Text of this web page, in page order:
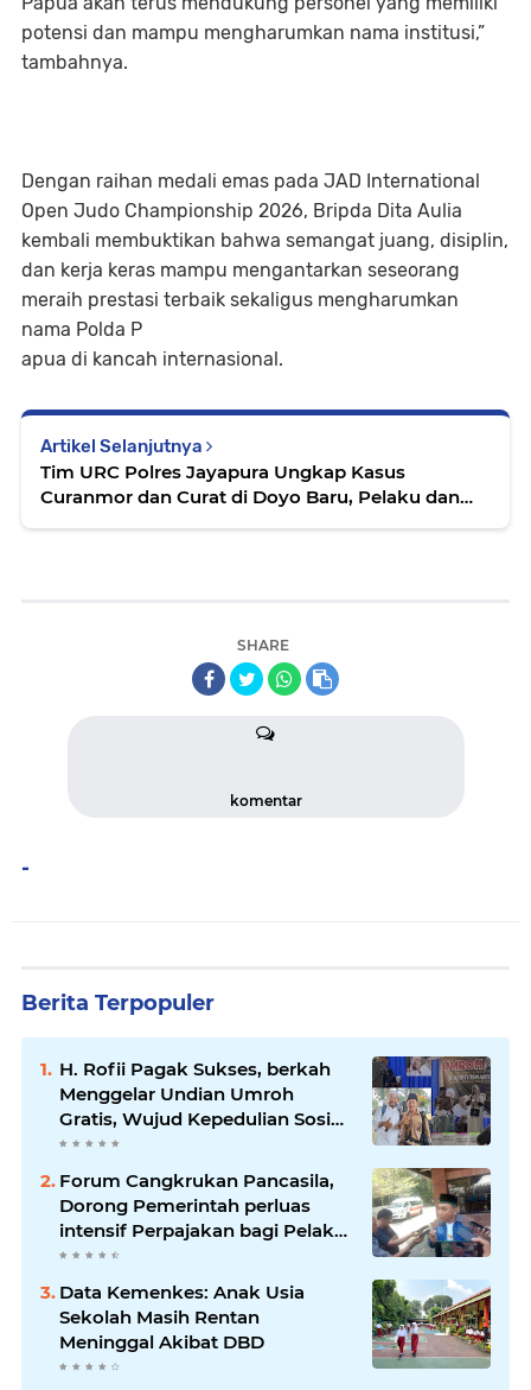
potensi dan mampu mengharumkan nama institusi,”
tambahnya.
Dengan raihan medali emas pada JAD International
Open Judo Championship 2026, Bripda Dita Aulia
kembali membuktikan bahwa semangat juang, disiplin,
dan kerja keras mampu mengantarkan seseorang
meraih prestasi terbaik sekaligus mengharumkan
nama Polda P
apua di kancah internasional.
Artikel Selanjutnya
Tim URC Polres Jayapura Ungkap Kasus
Curanmor dan Curat di Doyo Baru, Pelaku dan
SHARE
komentar
-
Berita Terpopuler
H. Rofii Pagak Sukses, berkah
Menggelar Undian Umroh
Gratis, Wujud Kepedulian Sosial
berbagi.
Forum Cangkrukan Pancasila,
Dorong Pemerintah perluas
intensif Perpajakan bagi Pelaku
Usaha UMKM.
Data Kemenkes: Anak Usia
Sekolah Masih Rentan
Meninggal Akibat DBD